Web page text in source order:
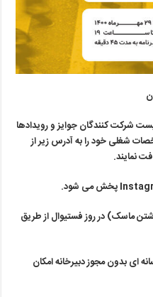
لیست شرکت کنندگان جوایز و رویدادها
شغلی خود را به آدرس زیر از
نمایند.
پخش می شود.
داشتن ماسک) در روز فستیوال از طریق
ای بدون مجوز دبیرخانه امکان